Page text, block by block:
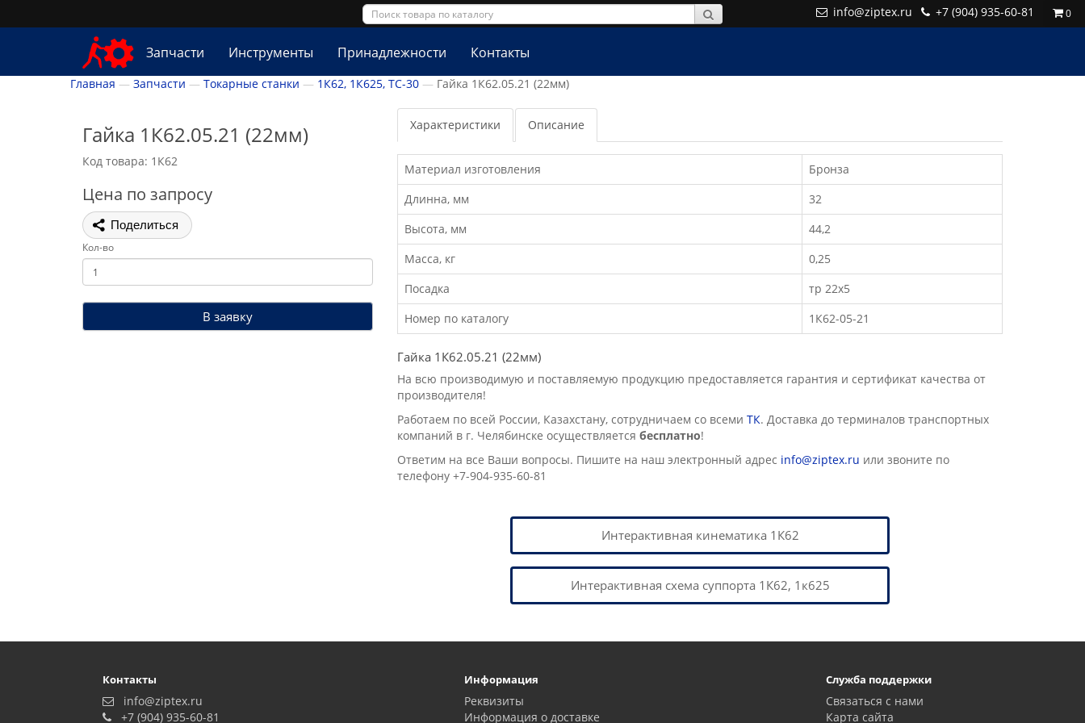
info@ziptex.ru +7 (904) 935-60-81 0
Запчасти Инструменты Принадлежности Контакты
Главная Запчасти Токарные станки 1К62, 1К625, ТС-30 Гайка 1К62.05.21 (22мм)
Гайка 1К62.05.21 (22мм)
Код товара: 1К62
Цена по запросу
Поделиться
Кол-во
В заявку
Характеристики Описание
Материал изготовления
Бронза
Длинна, мм
32
Высота, мм
44,2
Масса, кг
0,25
Посадка
тр 22х5
Номер по каталогу
1К62-05-21
Гайка 1К62.05.21 (22мм)
На всю производимую и поставляемую продукцию предоставляется гарантия и сертификат качества от
производителя!
Работаем по всей России, Казахстану, сотрудничаем со всеми ТК. Доставка до терминалов транспортных
компаний в г. Челябинске осущеcтвляется бесплатно!
Ответим на все Ваши вопросы. Пишите на наш электронный адрес info@ziptex.ru или звоните по
телефону +7-904-935-60-81
Интерактивная кинематика 1К62
Интерактивная схема суппорта 1К62, 1к625
Контакты
info@ziptex.ru
+7 (904) 935-60-81
Информация
Реквизиты
Информация о доставке
Служба поддержки
Связаться с нами
Карта сайта